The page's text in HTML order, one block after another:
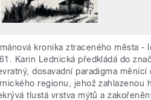
kronika ztraceného města -
Karin Lednická předkládá do
dosavadní paradigma měnící
regionu, jehož zahlazenou
tlustá vrstva mýtů a